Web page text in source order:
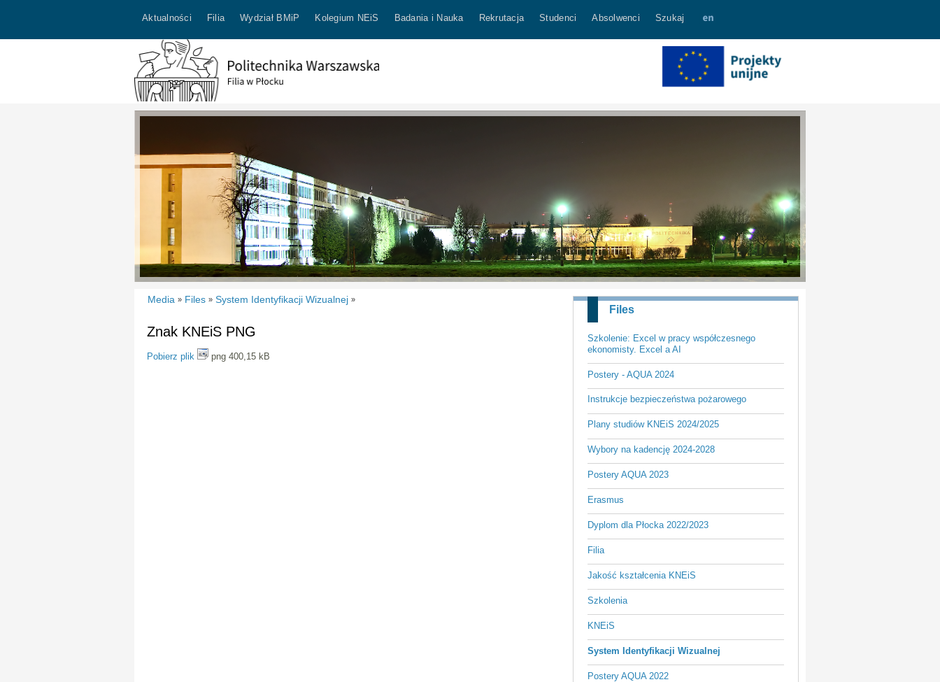
Aktualności Filia Wydział BMiP Kolegium NEiS Badania i Nauka Rekrutacja Studenci Absolwenci Szukaj
Files
Szkolenie: Excel w pracy współczesnego
ekonomisty. Excel a AI
Postery - AQUA 2024
Instrukcje bezpieczeństwa pożarowego
Plany studiów KNEiS 2024/2025
Wybory na kadencję 2024-2028
Postery AQUA 2023
Erasmus
Dyplom dla Płocka 2022/2023
Filia
Jakość kształcenia KNEiS
Szkolenia
KNEiS
System Identyfikacji Wizualnej
Postery AQUA 2022
Media » Files » System Identyfikacji Wizualnej »
Znak KNEiS PNG
Pobierz plik png 400,15 kB